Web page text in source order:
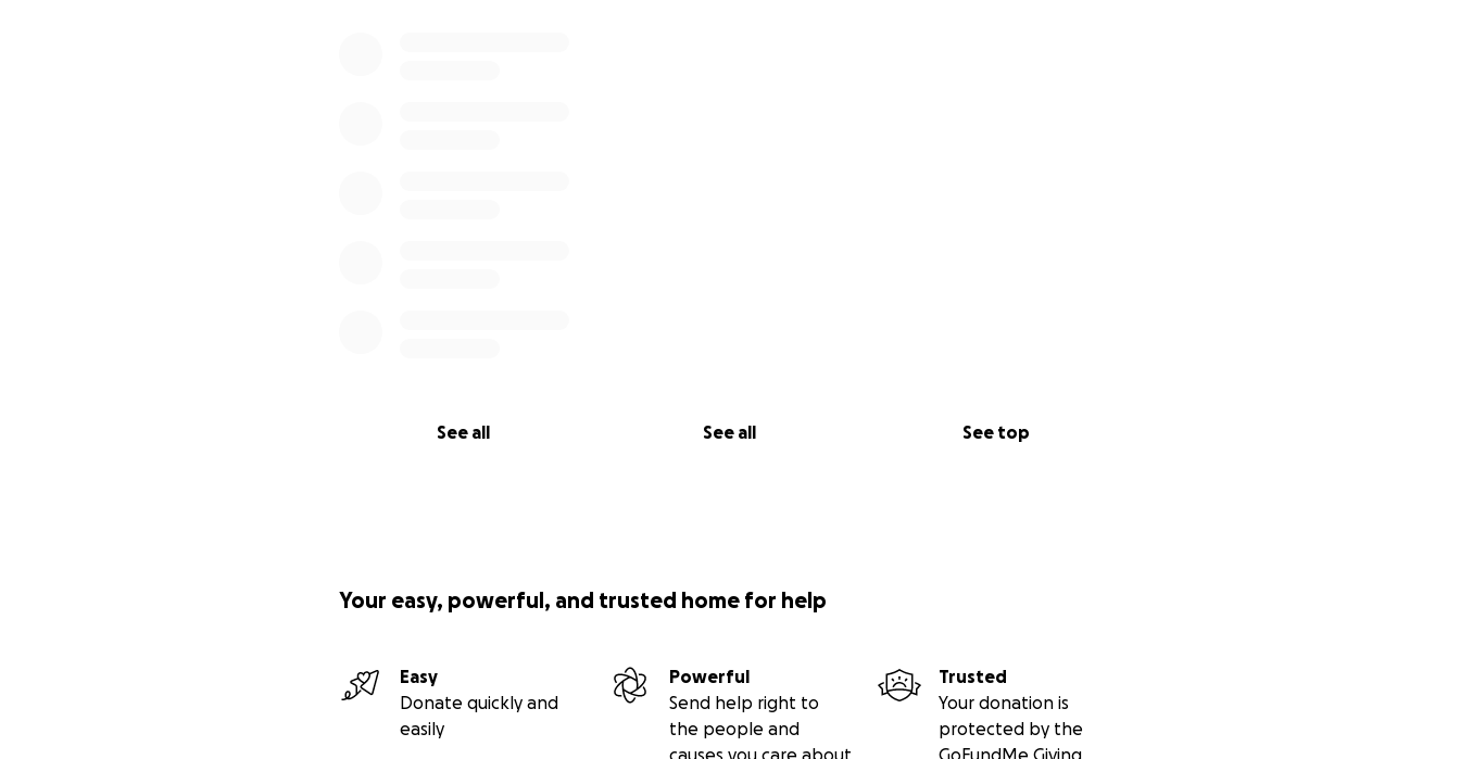
See all See all See top
Your easy, powerful, and trusted home for help
Easy
Donate quickly and
easily
Powerful
Send help right to
the people and
causes you care about
Trusted
Your donation is
protected by the
GoFundMe Giving